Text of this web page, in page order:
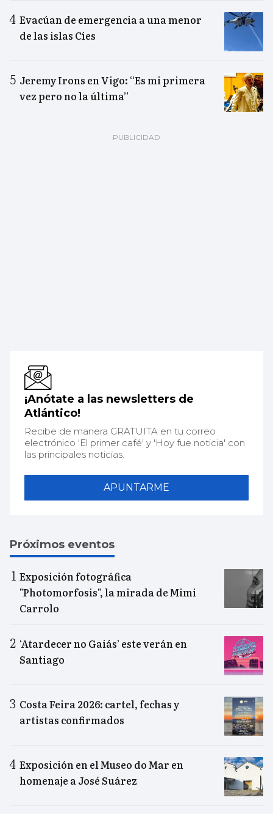
Evacúan de emergencia a una menor
de las islas Cíes
Jeremy Irons en Vigo: “Es mi primera
vez pero no la última”
¡Anótate a las newsletters de
Atlántico!
Recibe de manera GRATUITA en tu correo
electrónico 'El primer café' y 'Hoy fue noticia' con
las principales noticias.
APUNTARME
Próximos eventos
Exposición fotográfica
"Photomorfosis", la mirada de Mimi
Carrolo
‘Atardecer no Gaiás’ este verán en
Santiago
Costa Feira 2026: cartel, fechas y
artistas confirmados
Exposición en el Museo do Mar en
homenaje a José Suárez